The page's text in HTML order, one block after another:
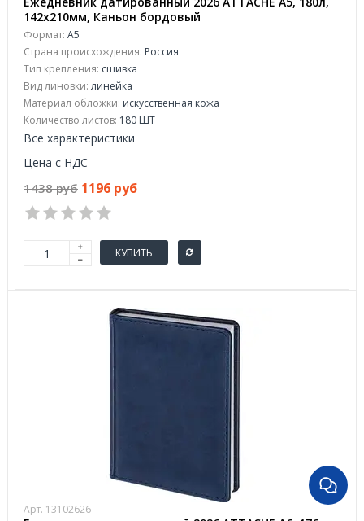
142х210мм, Каньон бордовый
Формат: А5
Страна происхождения: Россия
Тип крепления: сшивка
Вид линовки: линейка
Материал обложки: искусственная кожа
Количество листов: 180 ШТ
Все характеристики
Цена с НДС
1438 руб 1196 руб
КУПИТЬ
Арт. 13102626